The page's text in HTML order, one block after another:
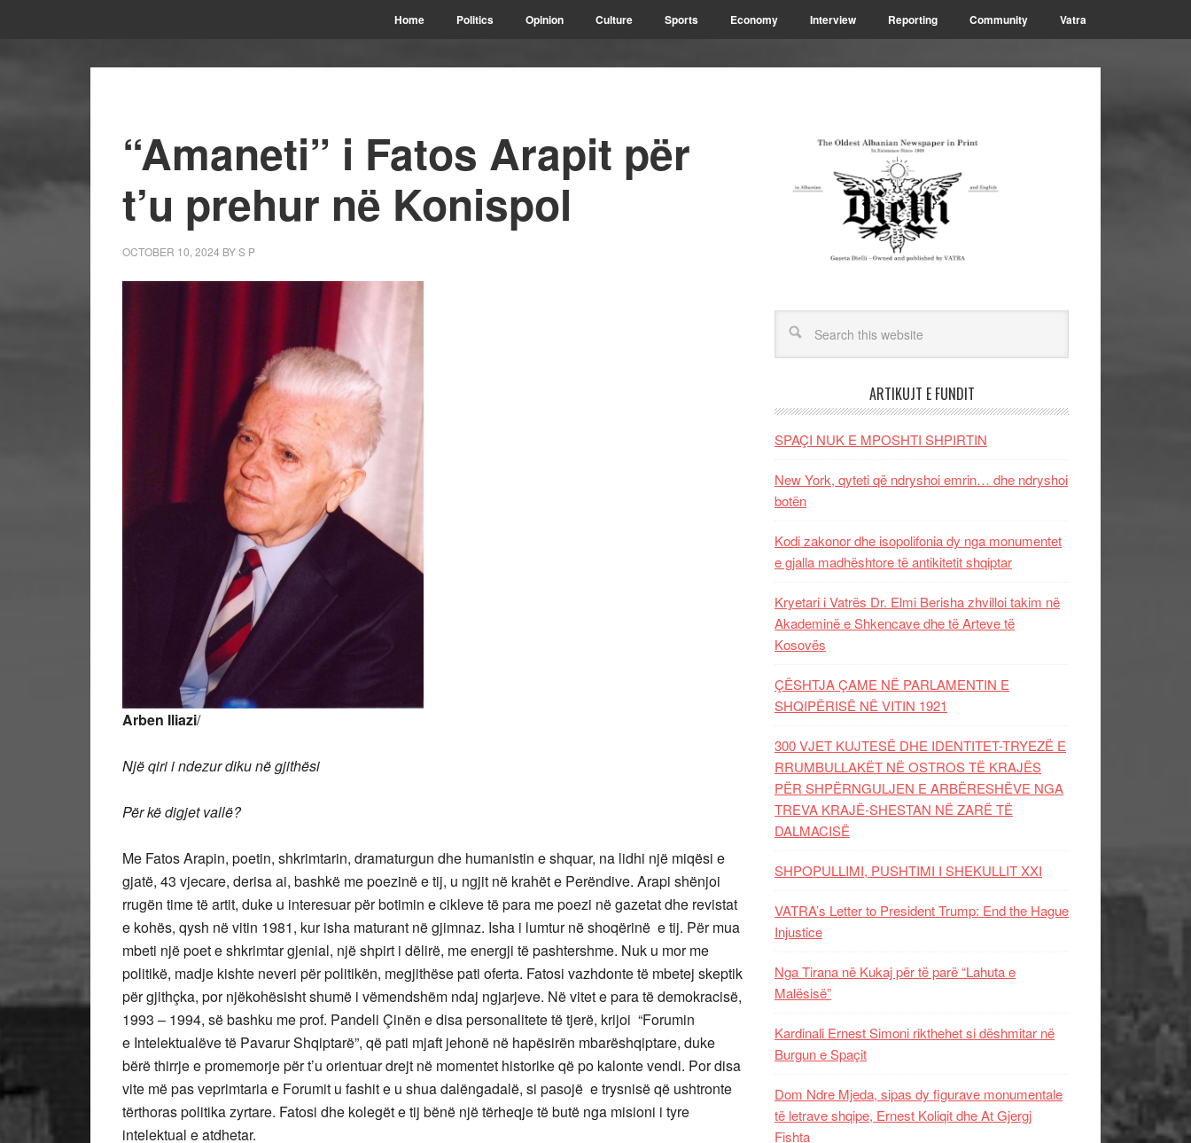
Home Politics Opinion Culture Sports Economy Interview Reporting Community Vatra
“Amaneti” i Fatos Arapit për
t’u prehur në Konispol
OCTOBER 10, 2024 BYS P
Arben Iliazi/
Një qiri i ndezur diku në gjithësi
Për kë digjet vallë?
Me Fatos Arapin, poetin, shkrimtarin, dramaturgun dhe humanistin e shquar, na lidhi një miqësi e
gjatë, 43 vjecare, derisa ai, bashkë me poezinë e tij, u ngjit në krahët e Perëndive. Arapi shënjoi
rrugën time të artit, duke u interesuar për botimin e cikleve të para me poezi në gazetat dhe revistat
e kohës, qysh në vitin 1981, kur isha maturant në gjimnaz. Isha i lumtur në shoqërinë e tij. Për mua
mbeti një poet e shkrimtar gjenial, një shpirt i dëlirë, me energji të pashtershme. Nuk u mor me
politikë, madje kishte neveri për politikën, megjithëse pati oferta. Fatosi vazhdonte të mbetej skeptik
për gjithçka, por njëkohësisht shumë i vëmendshëm ndaj ngjarjeve. Në vitet e para të demokracisë,
1993 – 1994, së bashku me prof. Pandeli Çinën e disa personalitete të tjerë, krijoi “Forumin
e Intelektualëve të Pavarur Shqiptarë”, që pati mjaft jehonë në hapësirën mbarëshqiptare, duke
bërë thirrje e promemorje për t’u orientuar drejt në momentet historike që po kalonte vendi. Por disa
vite më pas veprimtaria e Forumit u fashit e u shua dalëngadalë, si pasojë e trysnisë që ushtronte
tërthoras politika zyrtare. Fatosi dhe kolegët e tij bënë një tërheqje të butë nga misioni i tyre
intelektual e atdhetar.
ARTIKUJT E FUNDIT
SPAÇI NUK E MPOSHTI SHPIRTIN
New York, qyteti që ndryshoi emrin… dhe ndryshoi
botën
Kodi zakonor dhe isopolifonia dy nga monumentet
e gjalla madhështore të antikitetit shqiptar
Kryetari i Vatrës Dr. Elmi Berisha zhvilloi takim në
Akademinë e Shkencave dhe të Arteve të
Kosovës
ÇËSHTJA ÇAME NË PARLAMENTIN E
SHQIPËRISË NË VITIN 1921
300 VJET KUJTESË DHE IDENTITET-TRYEZË E
RRUMBULLAKËT NË OSTROS TË KRAJËS
PËR SHPËRNGULJEN E ARBËRESHËVE NGA
TREVA KRAJË-SHESTAN NË ZARË TË
DALMACISË
SHPOPULLIMI, PUSHTIMI I SHEKULLIT XXI
VATRA’s Letter to President Trump: End the Hague
Injustice
Nga Tirana në Kukaj për të parë “Lahuta e
Malësisë”
Kardinali Ernest Simoni rikthehet si dëshmitar në
Burgun e Spaçit
Dom Ndre Mjeda, sipas dy figurave monumentale
të letrave shqipe, Ernest Koliqit dhe At Gjergj
Fishta